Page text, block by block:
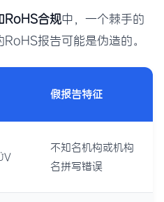
RoHS合规中，一个棘手的
报告可能是伪造的。
假报告特征
不知名机构或机构
名拼写错误